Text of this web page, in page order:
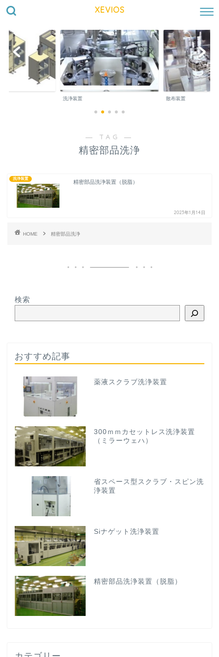
XEVIOS
洗浄装置 散布装置
― TAG ―
精密部品洗浄
洗浄装置
精密部品洗浄装置（脱脂）
2023年1月14日
HOME 精密部品洗浄
検索
おすすめ記事
薬液スクラブ洗浄装置
300ｍｍカセットレス洗浄装置
（ミラーウェハ）
省スペース型スクラブ・スピン洗
浄装置
Siナゲット洗浄装置
精密部品洗浄装置（脱脂）